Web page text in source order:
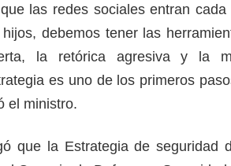
las redes sociales entran
debemos tener las
la retórica agresiva y la
es uno de los primeros
el ministro.
que la Estrategia de seguridad